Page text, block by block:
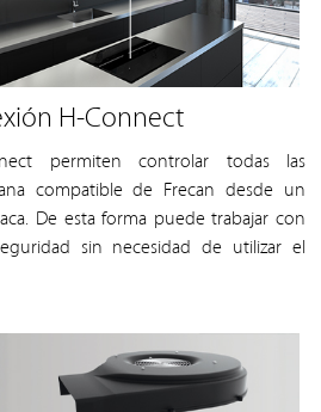
H-Connect
permiten controlar todas las
compatible de Frecan desde un
De esta forma puede trabajar con
sin necesidad de utilizar el